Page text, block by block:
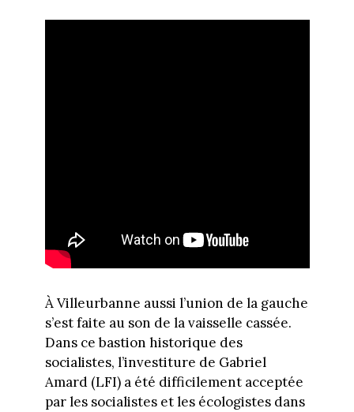
À Villeurbanne aussi l’union de la gauche
s’est faite au son de la vaisselle cassée.
Dans ce bastion historique des
socialistes, l’investiture de Gabriel
Amard (LFI) a été difficilement acceptée
par les socialistes et les écologistes dans